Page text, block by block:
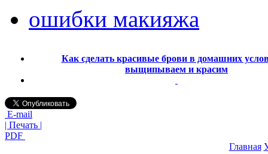
ошибки макияжа
Как сделать красивые брови в домашних
выщипываем и красим
E-mail
| Печать |
PDF
Главная